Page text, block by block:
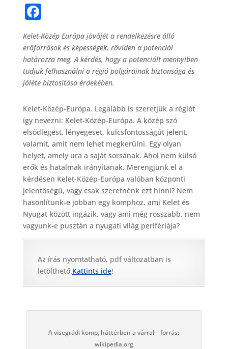
F
a
c
e
b
o
o
k
Kelet-Közép Európa jövőjét a rendelkezésre álló
erőforrások és képességek, röviden a potenciál
határozza meg. A kérdés, hogy a potenciált mennyiben
tudjuk felhasználni a régió polgárainak biztonsága és
jóléte biztosítása érdekében.
Kelet-Közép-Európa. Legalább is szeretjük a régiót
így nevezni: Kelet-Közép-Európa. A közép szó
elsődlegest, lényegeset, kulcsfontosságút jelent,
valamit, amit nem lehet megkerülni. Egy olyan
helyet, amely ura a saját sorsának. Ahol nem külső
erők és hatalmak irányítanak. Merengjünk el a
kérdésen Kelet-Közép-Európa valóban központi
jelentőségű, vagy csak szeretnénk ezt hinni? Nem
hasonlítunk-e jobban egy komphoz, ami Kelet és
Nyugat között ingázik, vagy ami még rosszabb, nem
vagyunk-e pusztán a nyugati világ perifériája?
Az írás nyomtatható, pdf változatban is
letölthető.Kattints ide!
A visegrádi komp, háttérben a várral – forrás:
wikipedia.org